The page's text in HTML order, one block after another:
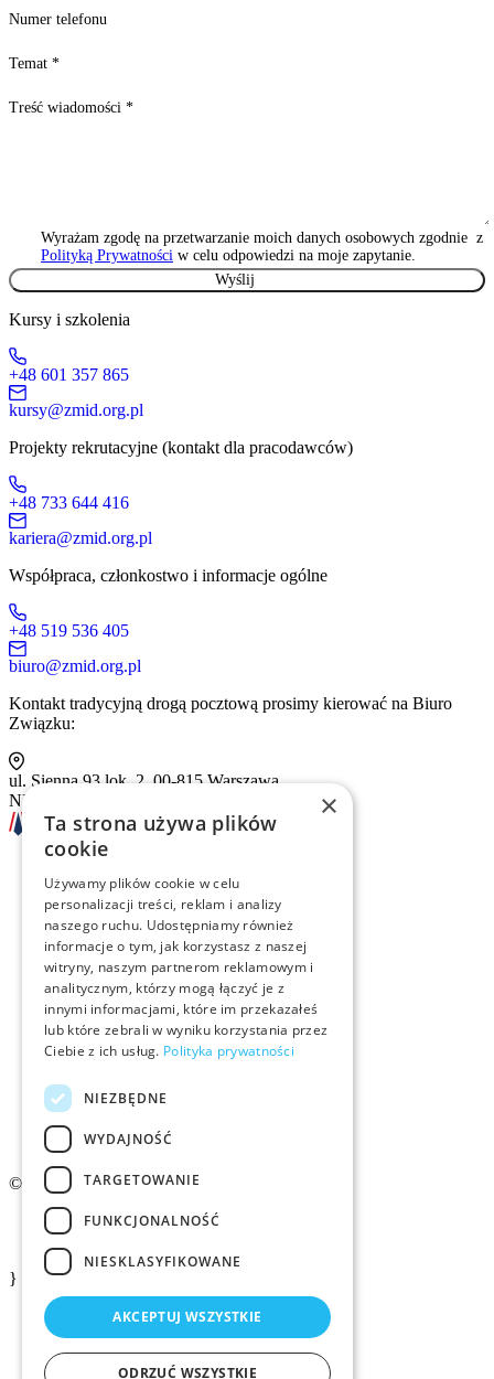
Numer telefonu
Temat *
Treść wiadomości *
Wyrażam zgodę na przetwarzanie moich danych osobowych zgodnie z
Polityką Prywatności w celu odpowiedzi na moje zapytanie.
Kursy i szkolenia
+48 601 357 865
kursy@zmid.org.pl
Projekty rekrutacyjne (kontakt dla pracodawców)
+48 733 644 416
kariera@zmid.org.pl
Współpraca, członkostwo i informacje ogólne
+48 519 536 405
biuro@zmid.org.pl
Kontakt tradycyjną drogą pocztową prosimy kierować na Biuro
Związku:
ul. Sienna 93 lok. 2, 00-815 Warszawa
NIP: 526-13-30-874
Szkolenia
Rekrutacja
Examino
Członkostwo
Kontakt
Logo ZMID
© 2026 ZMiD.org.pl
Regulamin
}
×
Ta strona używa plików
cookie
Używamy plików cookie w celu
personalizacji treści, reklam i analizy
naszego ruchu. Udostępniamy również
informacje o tym, jak korzystasz z naszej
witryny, naszym partnerom reklamowym i
analitycznym, którzy mogą łączyć je z
innymi informacjami, które im przekazałeś
lub które zebrali w wyniku korzystania przez
Ciebie z ich usług. Polityka prywatności
NIEZBĘDNE
WYDAJNOŚĆ
TARGETOWANIE
FUNKCJONALNOŚĆ
NIESKLASYFIKOWANE
AKCEPTUJ WSZYSTKIE
ODRZUĆ WSZYSTKIE